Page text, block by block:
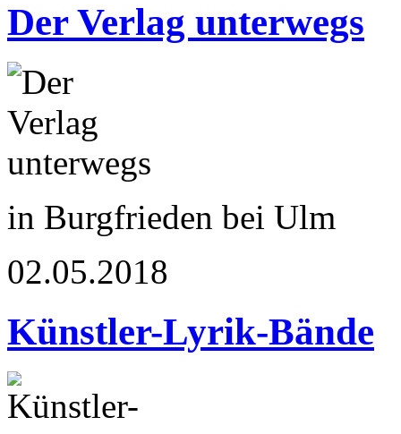
Der Verlag unterwegs
in Burgfrieden bei Ulm
02.05.2018
Künstler-Lyrik-Bände